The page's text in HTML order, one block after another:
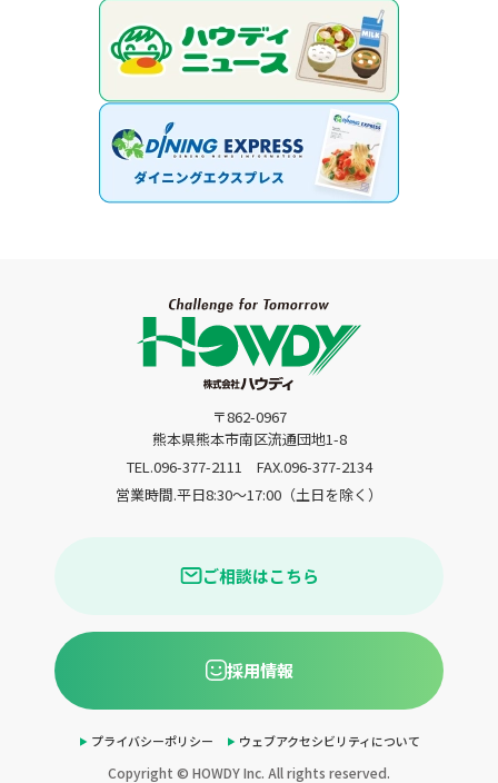
〒862-0967
熊本県熊本市南区流通団地1-8
TEL.096-377-2111
FAX.096-377-2134
営業時間.平日8:30〜17:00（土日を除く）
ご相談はこちら
採用情報
プライバシーポリシー ウェブアクセシビリティについて
Copyright © HOWDY Inc. All rights reserved.